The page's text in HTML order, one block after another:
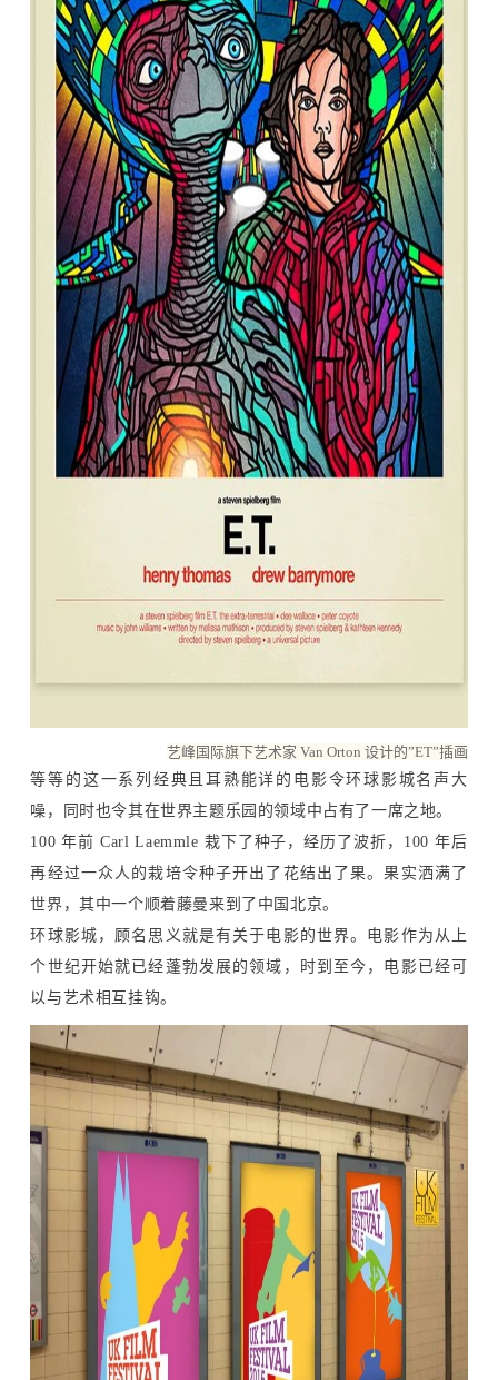
艺峰国际旗下艺术家 Van Orton 设计的”ET”插画
等等的这一系列经典且耳熟能详的电影令环球影城名声大
噪，同时也令其在世界主题乐园的领域中占有了一席之地。
100 年前 Carl Laemmle 栽下了种子，经历了波折，100 年后
再经过一众人的栽培令种子开出了花结出了果。果实洒满了
世界，其中一个顺着藤曼来到了中国北京。
环球影城，顾名思义就是有关于电影的世界。电影作为从上
个世纪开始就已经蓬勃发展的领域，时到至今，电影已经可
以与艺术相互挂钩。